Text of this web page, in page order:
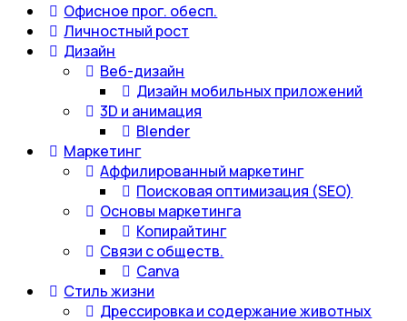
Офисное прог. обесп.
Личностный рост
Дизайн
Веб-дизайн
Дизайн мобильных приложений
3D и анимация
Blender
Маркетинг
Аффилированный маркетинг
Поисковая оптимизация (SEO)
Основы маркетинга
Копирайтинг
Связи с обществ.
Canva
Стиль жизни
Дрессировка и содержание животных